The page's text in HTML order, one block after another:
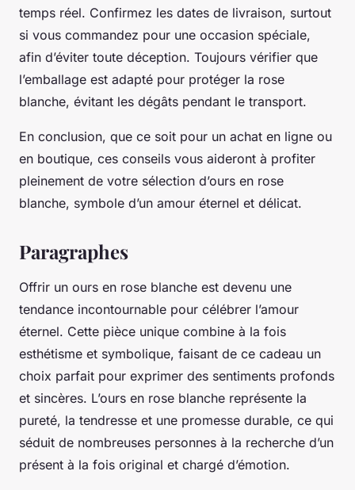
temps réel. Confirmez les dates de livraison, surtout
si vous commandez pour une occasion spéciale,
afin d’éviter toute déception. Toujours vérifier que
l’emballage est adapté pour protéger la rose
blanche, évitant les dégâts pendant le transport.
En conclusion, que ce soit pour un achat en ligne ou
en boutique, ces conseils vous aideront à profiter
pleinement de votre sélection d’ours en rose
blanche, symbole d’un amour éternel et délicat.
Paragraphes
Offrir un ours en rose blanche est devenu une
tendance incontournable pour célébrer l’amour
éternel. Cette pièce unique combine à la fois
esthétisme et symbolique, faisant de ce cadeau un
choix parfait pour exprimer des sentiments profonds
et sincères. L’ours en rose blanche représente la
pureté, la tendresse et une promesse durable, ce qui
séduit de nombreuses personnes à la recherche d’un
présent à la fois original et chargé d’émotion.